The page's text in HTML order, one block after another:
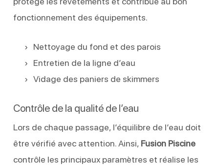
fonctionnement des équipements.
Nettoyage du fond et des parois
Entretien de la ligne d’eau
Vidage des paniers de skimmers
Contrôle de la qualité de l’eau
Lors de chaque passage, l’équilibre de l’eau doit
être vérifié avec attention. Ainsi, Fusion Piscine
contrôle les principaux paramètres et réalise les